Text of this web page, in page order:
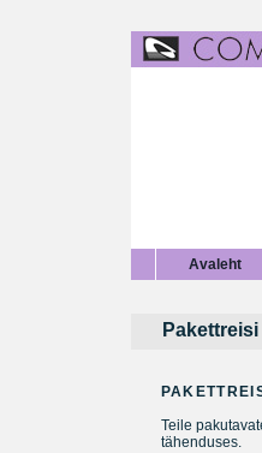
Avaleht
Teile
tähenduses.